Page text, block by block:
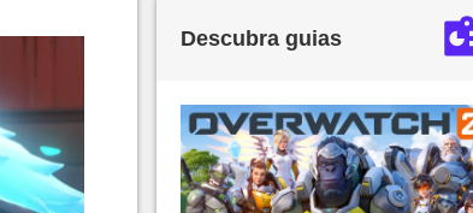
Descubra guias